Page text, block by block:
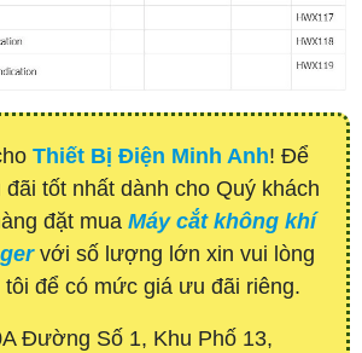
Thiết Bị Điện Minh Anh! Để
tốt nhất dành cho Quý khách
đặt mua Máy cắt không khí
với số lượng lớn xin vui lòng
để có mức giá ưu đãi riêng.
Đường Số 1, Khu Phố 13,